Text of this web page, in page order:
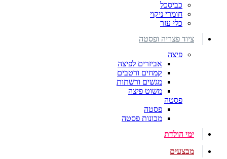
כביסכל
חומרי ניקוי
כלי עזר
ציוד פצריה ופסטה
פיצה
אביזרים לפיצה
קמחים ורטבים
מגשים ורשתות
משוט פיצה
פסטה
פסטה
מכונות פסטה
ימי הולדת
מבצעים